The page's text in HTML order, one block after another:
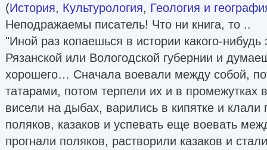
(История, Культурология, Геология и
Неподражаемы писатель! Что ни книга, то ..
"Иной раз копаешься в истории какого-нибудь
Рязанской или Вологодской губернии и
хорошего… Сначала воевали между собой,
татарами, потом терпели их и в промежутках
висели на дыбах, варились в кипятке и клали
поляков, казаков и успевать еще воевать
прогнали поляков, растворили казаков и